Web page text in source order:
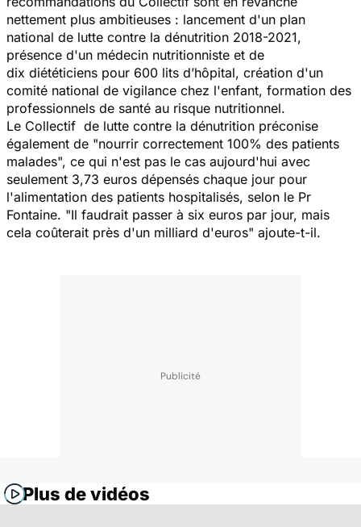
nettement plus ambitieuses : lancement d'un plan
national de lutte contre la dénutrition 2018-2021,
présence d'un médecin nutritionniste et de
dix diététiciens pour 600 lits d’hôpital, création d'un
comité national de vigilance chez l'enfant, formation des
professionnels de santé au risque nutritionnel.
Le Collectif de lutte contre la dénutrition préconise
également de "nourrir correctement 100% des patients
malades", ce qui n'est pas le cas aujourd'hui avec
seulement 3,73 euros dépensés chaque jour pour
l'alimentation des patients hospitalisés, selon le Pr
Fontaine. "Il faudrait passer à six euros par jour, mais
cela coûterait près d'un milliard d'euros" ajoute-t-il.
Plus de vidéos